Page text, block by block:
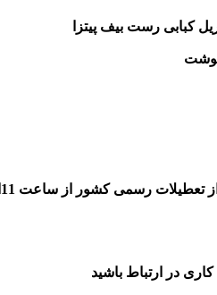
کبابی رست بیف پیتزا
رسمی کشور از ساعت 11الی 15
در ارتباط باشید